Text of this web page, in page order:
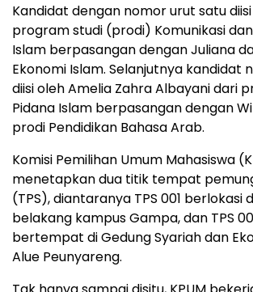
Kandidat dengan nomor urut satu
program studi (prodi) Komunikasi
Islam berpasangan dengan Juliana
Ekonomi Islam. Selanjutnya kandidat
diisi oleh Amelia Zahra Albayani dari
Pidana Islam berpasangan dengan
prodi Pendidikan Bahasa Arab.
Komisi Pemilihan Umum Mahasiswa
menetapkan dua titik tempat
(TPS), diantaranya TPS 001 berlokasi
belakang kampus Gampa, dan TPS
bertempat di Gedung Syariah dan
Alue Peunyareng.